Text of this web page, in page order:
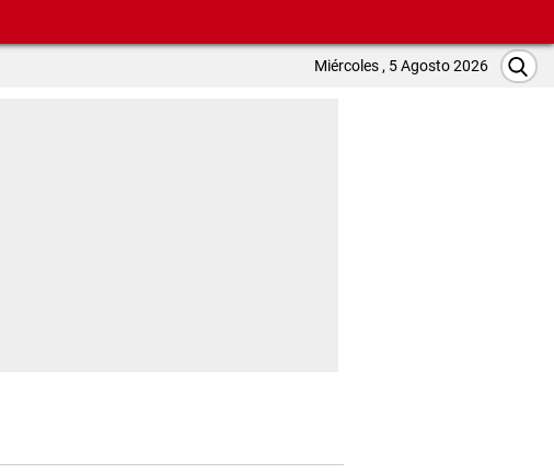
Miércoles , 5 Agosto 2026